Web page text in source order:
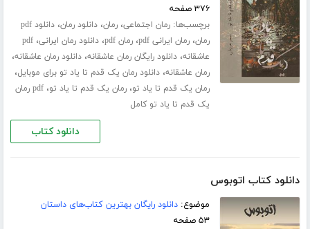
۳۷۶ صفحه
برچسب‌ها:رمان اجتماعی،رمان،دانلود رمان،
دانلود pdf
رمان،رمان ایرانی pdf ،رمان pdf ،دانلود رمان ایرانی،pdf
عاشقانه،دانلود رایگان رمان عاشقانه،دانلود رمان عاشقانه،
رمان عاشقانه،دانلود رمان یک قدم تا یاد تو برای موبایل،
رمان یک قدم تا یاد تو،رمان یک قدم تا یاد تو،
pdf رمان
یک قدم تا یاد تو کامل
دانلود کتاب
دانلود کتاب اتوبوس
موضوع:دانلود رایگان بهترین کتاب‌های داستان
۵۳ صفحه